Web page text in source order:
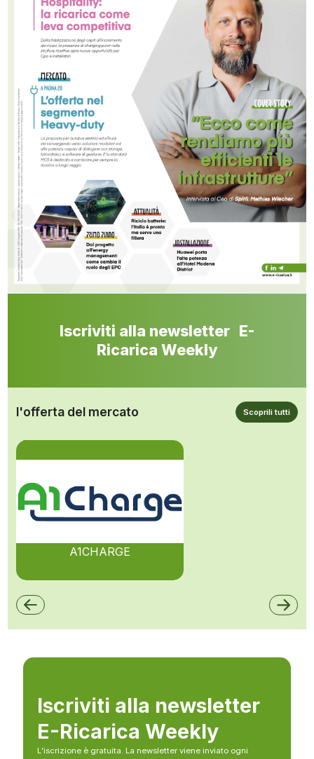
Iscriviti alla newsletter E-
Ricarica Weekly
l'offerta del mercato Scoprili tutti
A1CHARGE
Iscriviti alla newsletter
E-Ricarica Weekly
L’iscrizione è gratuita. La newsletter viene inviato ogni